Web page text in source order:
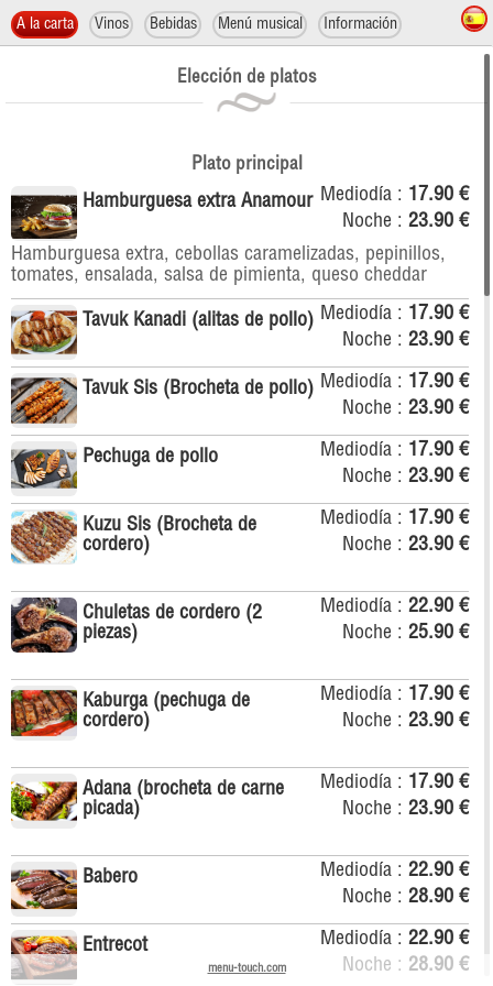
A la carta Vinos Bebidas Menú musical Información
Elección de platos
Plato principal
Mediodía : 17.90 €
Noche : 23.90 €
Hamburguesa extra Anamour
Hamburguesa extra, cebollas caramelizadas, pepinillos,
tomates, ensalada, salsa de pimienta, queso cheddar
Mediodía : 17.90 €
Noche : 23.90 €
Tavuk Kanadi (alitas de pollo)
Mediodía : 17.90 €
Noche : 23.90 €
Tavuk Sis (Brocheta de pollo)
Mediodía : 17.90 €
Noche : 23.90 €
Pechuga de pollo
Mediodía : 17.90 €
Noche : 23.90 €
Kuzu Sis (Brocheta de
cordero)
Mediodía : 22.90 €
Noche : 25.90 €
Chuletas de cordero (2
piezas)
Mediodía : 17.90 €
Noche : 23.90 €
Kaburga (pechuga de
cordero)
Mediodía : 17.90 €
Noche : 23.90 €
Adana (brocheta de carne
picada)
Mediodía : 22.90 €
Noche : 28.90 €
Babero
Mediodía : 22.90 €
Noche : 28.90 €
Entrecot
menu-touch.com